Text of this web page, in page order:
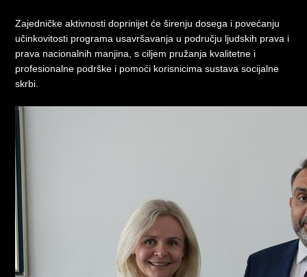
Zajedničke aktivnosti doprinijet će širenju dosega i povećanju
učinkovitosti programa usavršavanja u području ljudskih prava i
prava nacionalnih manjina, s ciljem pružanja kvalitetne i
profesionalne podrške i pomoći korisnicima sustava socijalne
skrbi.